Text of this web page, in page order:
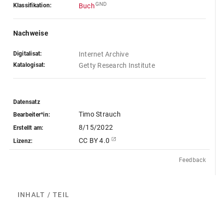
Klassifikation: BuchGND
Nachweise
Digitalisat: Internet Archive
Katalogisat: Getty Research Institute
Datensatz
Bearbeiter*in:
Timo Strauch
Erstellt am: 8/15/2022
Lizenz: CC BY 4.0
Feedback
INHALT / TEILE